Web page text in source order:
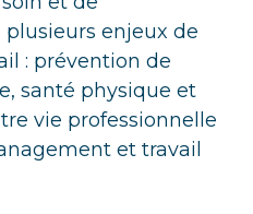
plusieurs enjeux de
: prévention de
santé physique et
vie professionnelle
et travail